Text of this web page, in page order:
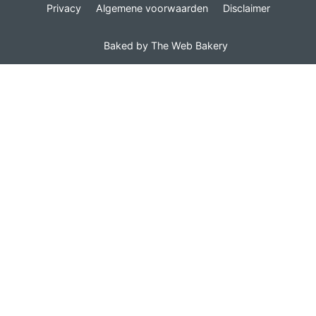
Privacy
Algemene voorwaarden Disclaimer
Baked by The Web Bakery